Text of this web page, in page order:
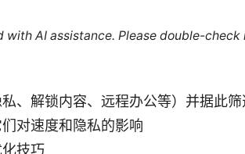
AI assistance. Please double-
、解锁内容、远程办公等）并据此
对速度和隐私的影响
技巧